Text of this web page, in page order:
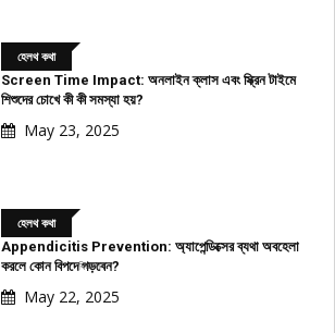
হেলথ কথা
Screen Time Impact: অনলাইন ক্লাস এবং স্ক্রিন টাইমে
শিশুদের চোখে কী কী সমস্যা হয়?
May 23, 2025
হেলথ কথা
Appendicitis Prevention: অ্যাপেন্ডিক্সের ব্যথা অবহেলা
করলে কোন বিপদে পড়বেন?
May 22, 2025
বিজ্ঞাপন